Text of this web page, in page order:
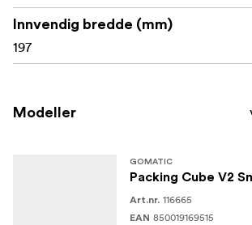
Innvendig bredde (mm)
197
Modeller
GOMATIC
Packing Cube V2
Art.nr. 116665
EAN 850019169515